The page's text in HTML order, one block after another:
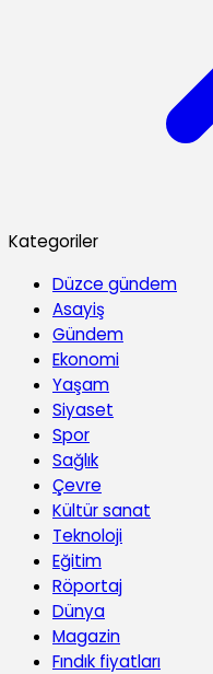
Kategoriler
Düzce gündem
Asayiş
Gündem
Ekonomi
Yaşam
Siyaset
Spor
Sağlık
Çevre
Kültür sanat
Teknoloji
Eğitim
Röportaj
Dünya
Magazin
Fındık fiyatları